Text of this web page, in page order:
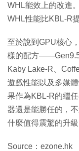
WHL能效上的改進
WHL性能比KBL-R
至於說到GPU核心
樣的配方——Gen9.5
Kaby Lake-R、
遊戲性能以及多媒
果作為KBL-R的繼
器還是能勝任的，
什麼值得震驚的升級
Source：ezone.hk